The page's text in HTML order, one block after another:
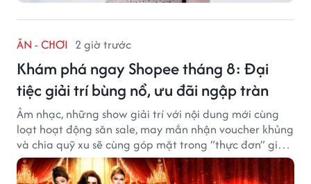
ĂN - CHƠI 2 giờ trước
Khám phá ngay Shopee tháng 8: Đại
tiệc giải trí bùng nổ, ưu đãi ngập tràn
Âm nhạc, những show giải trí với nội dung mới cùng
loạt hoạt động săn sale, may mắn nhận voucher khủng
và chia quỹ xu sẽ cùng góp mặt trong “thực đơn” giải
trí cuối tuần trên Shopee, diễn ra liên tiếp vào ngày
7/8 và 8/8.